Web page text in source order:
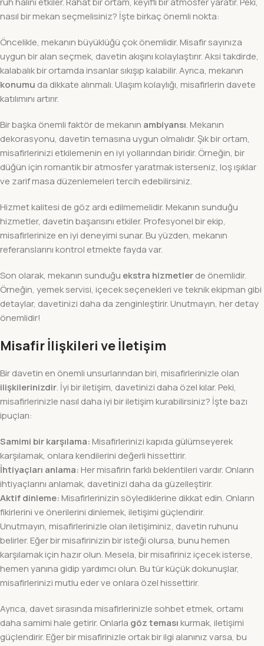
nasıl bir mekan seçmelisiniz? İşte birkaç önemli nokta:
Öncelikle, mekanın büyüklüğü çok önemlidir. Misafir sayınıza
uygun bir alan seçmek, davetin akışını kolaylaştırır. Aksi takdirde,
kalabalık bir ortamda insanlar sıkışıp kalabilir. Ayrıca, mekanın
konumu da dikkate alınmalı. Ulaşım kolaylığı, misafirlerin davete
katılımını artırır.
Bir başka önemli faktör de mekanın ambiyansı. Mekanın
dekorasyonu, davetin temasına uygun olmalıdır. Şık bir ortam,
misafirlerinizi etkilemenin en iyi yollarından biridir. Örneğin, bir
düğün için romantik bir atmosfer yaratmak isterseniz, loş ışıklar
ve zarif masa düzenlemeleri tercih edebilirsiniz.
Hizmet kalitesi de göz ardı edilmemelidir. Mekanın sunduğu
hizmetler, davetin başarısını etkiler. Profesyonel bir ekip,
misafirlerinize en iyi deneyimi sunar. Bu yüzden, mekanın
referanslarını kontrol etmekte fayda var.
Son olarak, mekanın sunduğu ekstra hizmetlerde önemlidir.
Örneğin, yemek servisi, içecek seçenekleri ve teknik ekipman gibi
detaylar, davetinizi daha da zenginleştirir. Unutmayın, her detay
önemlidir!
Misafir İlişkileri ve İletişim
Bir davetin en önemli unsurlarından biri, misafirlerinizle olan
ilişkilerinizdir. İyi bir iletişim, davetinizi daha özel kılar. Peki,
misafirlerinizle nasıl daha iyi bir iletişim kurabilirsiniz? İşte bazı
ipuçları:
Samimi bir karşılama: Misafirlerinizi kapıda gülümseyerek
karşılamak, onlara kendilerini değerli hissettirir.
İhtiyaçları anlama: Her misafirin farklı beklentileri vardır. Onların
ihtiyaçlarını anlamak, davetinizi daha da güzelleştirir.
Aktif dinleme: Misafirlerinizin söylediklerine dikkat edin. Onların
fikirlerini ve önerilerini dinlemek, iletişimi güçlendirir.
Unutmayın, misafirlerinizle olan iletişiminiz, davetin ruhunu
belirler. Eğer bir misafirinizin bir isteği olursa, bunu hemen
karşılamak için hazır olun. Mesela, bir misafiriniz içecek isterse,
hemen yanına gidip yardımcı olun. Bu tür küçük dokunuşlar,
misafirlerinizi mutlu eder ve onlara özel hissettirir.
Ayrıca, davet sırasında misafirlerinizle sohbet etmek, ortamı
daha samimi hale getirir. Onlarla göz teması kurmak, iletişimi
güçlendirir. Eğer bir misafirinizle ortak bir ilgi alanınız varsa, bu